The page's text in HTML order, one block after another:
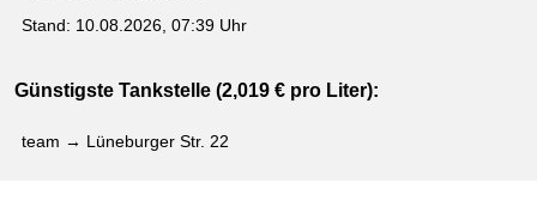
Stand: 10.08.2026, 07:39 Uhr
Günstigste Tankstelle (2,019 € pro Liter):
team → Lüneburger Str. 22